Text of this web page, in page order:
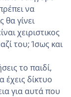
να
θα γίνει
χειριστικος
του; Ίσως και
το παιδί,
έχεις δίκτυο
για αυτά που